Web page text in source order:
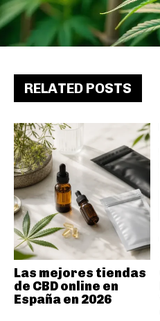
RELATED POSTS
Las mejores tiendas
de CBD online en
España en 2026